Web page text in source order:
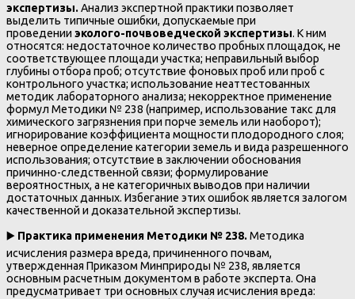
экспертизы.Анализ экспертной практики позволяет
выделить типичные ошибки, допускаемые при
проведении эколого-почвоведческой экспертизы. К ним
относятся: недостаточное количество пробных площадок, не
соответствующее площади участка; неправильный выбор
глубины отбора проб; отсутствие фоновых проб или проб с
контрольного участка; использование неаттестованных
методик лабораторного анализа; некорректное применение
формул Методики № 238 (например, использование такс для
химического загрязнения при порче земель или наоборот);
игнорирование коэффициента мощности плодородного слоя;
неверное определение категории земель и вида разрешенного
использования; отсутствие в заключении обоснования
причинно-следственной связи; формулирование
вероятностных, а не категоричных выводов при наличии
достаточных данных. Избегание этих ошибок является залогом
качественной и доказательной экспертизы.
▶️ Практика применения Методики № 238.Методика
исчисления размера вреда, причиненного почвам,
утвержденная Приказом Минприроды № 238, является
основным расчетным документом в работе эксперта. Она
предусматривает три основных случая исчисления вреда: